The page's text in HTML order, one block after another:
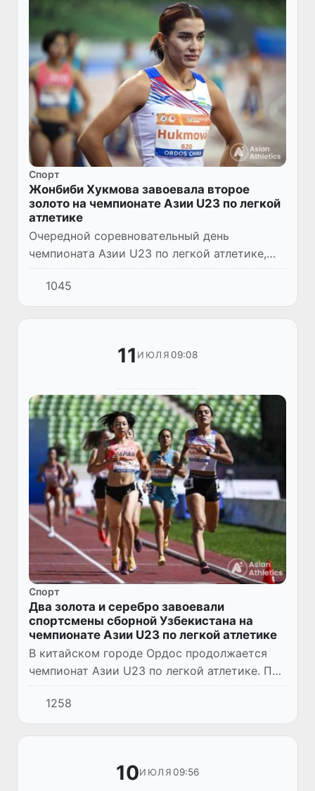
Спорт
Жонбиби Хукмова завоевала второе
золото на чемпионате Азии U23 по легкой
атлетике
Очередной соревновательный день
чемпионата Азии U23 по легкой атлетике,
проходящего в китайском Ордосе, вновь
стал успешным для сборной Узбекистана.
После победы в беге на 800 метр...
1045
11 ИЮЛЯ 09:08
Спорт
Два золота и серебро завоевали
спортсмены сборной Узбекистана на
чемпионате Азии U23 по легкой атлетике
В китайском городе Ордос продолжается
чемпионат Азии U23 по легкой атлетике. По
итогам очередного соревновательного дня
сборная Узбекистана пополнила свою
копилку тремя медалями -...
1258
10ИЮЛЯ 09:56